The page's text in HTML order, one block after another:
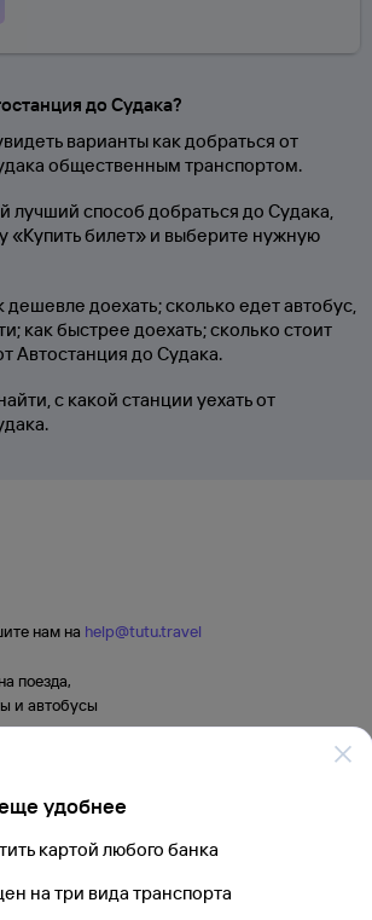
до Судака?
варианты как добраться от
общественным транспортом.
лучший способ добраться до Судака,
«Купить билет» и выберите нужную
дешевле доехать; сколько едет автобус,
как быстрее доехать; сколько стоит
Автостанция до Судака.
с какой станции уехать от
удобнее
картой любого банка
на три вида транспорта
нам на help@tutu.travel
поезда,
и автобусы